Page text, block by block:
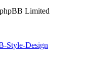
Limited
Style-Design